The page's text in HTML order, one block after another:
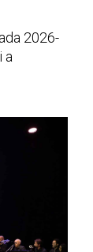
2026-
a